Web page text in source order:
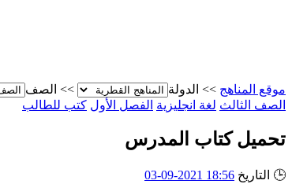
موقع المناهج >> الدولة >> الصف
الصف الثالث لغة انجليزية الفصل الأول كتب للطالب
تحميل كتاب المدرس
🕒 التاريخ 18:56 2021-09-03